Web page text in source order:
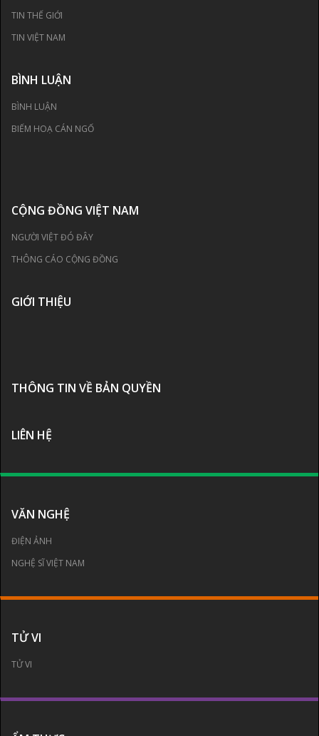
TIN THẾ GIỚI
TIN VIỆT NAM
BÌNH LUẬN
BÌNH LUẬN
BIẾM HOẠ CÁN NGỐ
CỘNG ĐỒNG VIỆT NAM
NGƯỜI VIỆT ĐÓ ĐÂY
THÔNG CÁO CỘNG ĐỒNG
GIỚI THIỆU
THÔNG TIN VỀ BẢN QUYỀN
LIÊN HỆ
VĂN NGHỆ
ĐIỆN ẢNH
NGHỆ SĨ VIỆT NAM
TỬ VI
TỬ VI